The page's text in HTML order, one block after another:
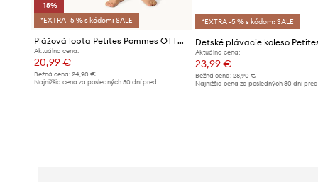
-15%
*EXTRA -5 % s kódom: SALE
Plážová lopta Petites Pommes OTTO BEACH BALL
Aktuálna cena:
20,99 €
Bežná cena: 24,90 €
Najnižšia cena za posledných 30 dní pred
*EXTRA -5 % s kódom: SALE
Aktuálna cena:
23,99 €
Bežná cena:28,90 €
Najnižšia cena za posledných 30 dní pred